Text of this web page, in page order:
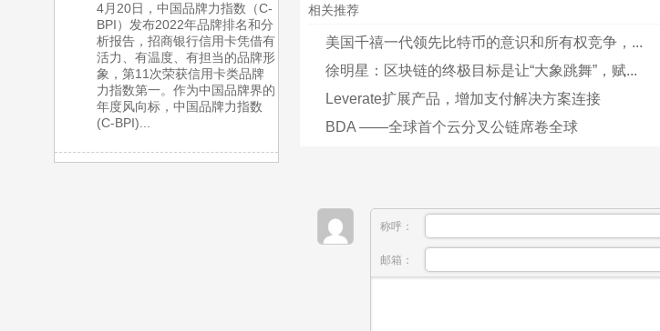
4月20日，中国品牌力指数（C-
BPI）发布2022年品牌排名和分
析报告，招商银行信用卡凭借有
活力、有温度、有担当的品牌形
象，第11次荣获信用卡类品牌
力指数第一。作为中国品牌界的
年度风向标，中国品牌力指数
(C-BPI)...
相关推荐
美国千禧一代领先比特币的意识和所有权竞争，...
徐明星：区块链的终极目标是让“大象跳舞”，赋...
Leverate扩展产品，增加支付解决方案连接
BDA ——全球首个云分叉公链席卷全球
称呼：
邮箱：